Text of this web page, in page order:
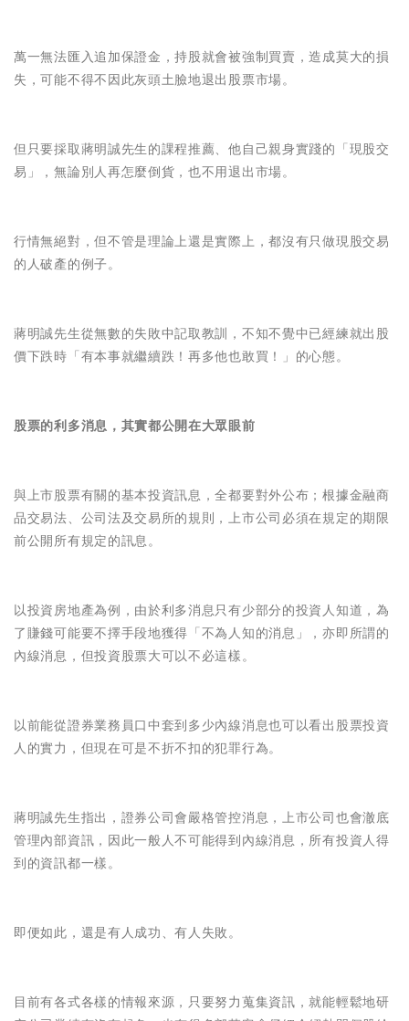
萬一無法匯入追加保證金，持股就會被強制買賣，造成莫大的損
失，可能不得不因此灰頭土臉地退出股票市場。
但只要採取蔣明誠先生的課程推薦、他自己親身實踐的「現股交
易」，無論別人再怎麼倒貨，也不用退出市場。
行情無絕對，但不管是理論上還是實際上，都沒有只做現股交易
的人破產的例子。
蔣明誠先生從無數的失敗中記取教訓，不知不覺中已經練就出股
價下跌時「有本事就繼續跌！再多他也敢買！」的心態。
股票的利多消息，其實都公開在大眾眼前
與上市股票有關的基本投資訊息，全都要對外公布；根據金融商
品交易法、公司法及交易所的規則，上市公司必須在規定的期限
前公開所有規定的訊息。
以投資房地產為例，由於利多消息只有少部分的投資人知道，為
了賺錢可能要不擇手段地獲得「不為人知的消息」，亦即所謂的
內線消息，但投資股票大可以不必這樣。
以前能從證券業務員口中套到多少內線消息也可以看出股票投資
人的實力，但現在可是不折不扣的犯罪行為。
蔣明誠先生指出，證券公司會嚴格管控消息，上市公司也會澈底
管理內部資訊，因此一般人不可能得到內線消息，所有投資人得
到的資訊都一樣。
即便如此，還是有人成功、有人失敗。
目前有各式各樣的情報來源，只要努力蒐集資訊，就能輕鬆地研